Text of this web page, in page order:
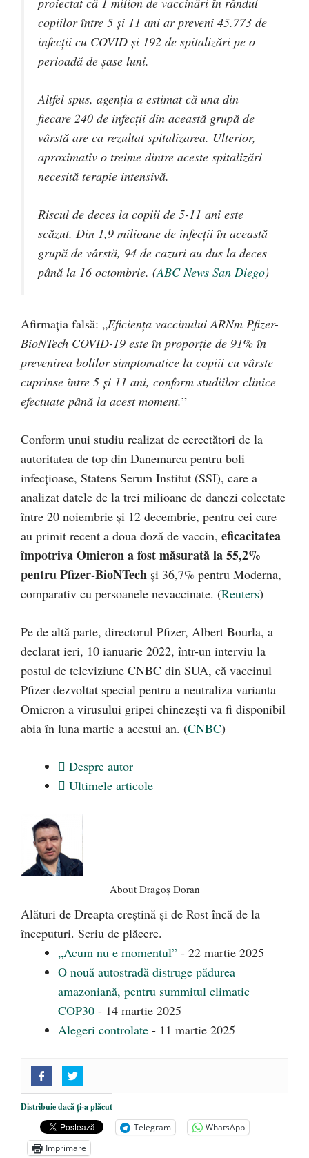
copiilor între 5 și 11 ani ar preveni 45.773 de
infecții cu COVID și 192 de spitalizări pe o
perioadă de șase luni.
Altfel spus, agenția a estimat că una din
fiecare 240 de infecții din această grupă de
vârstă are ca rezultat spitalizarea. Ulterior,
aproximativ o treime dintre aceste spitalizări
necesită terapie intensivă.
Riscul de deces la copiii de 5-11 ani este
scăzut. Din 1,9 milioane de infecții în această
grupă de vârstă, 94 de cazuri au dus la deces
până la 16 octombrie. (ABC News San Diego)
Afirmația falsă: „Eficiența vaccinului ARNm Pfizer-
BioNTech COVID-19 este în proporție de 91% în
prevenirea bolilor simptomatice la copiii cu vârste
cuprinse între 5 și 11 ani, conform studiilor clinice
efectuate până la acest moment.”
Conform unui studiu realizat de cercetători de la
autoritatea de top din Danemarca pentru boli
infecțioase, Statens Serum Institut (SSI), care a
analizat datele de la trei milioane de danezi colectate
între 20 noiembrie și 12 decembrie, pentru cei care
au primit recent a doua doză de vaccin, eficacitatea
împotriva Omicron a fost măsurată la 55,2%
pentru Pfizer-BioNTech și 36,7% pentru Moderna,
comparativ cu persoanele nevaccinate. (Reuters)
Pe de altă parte, directorul Pfizer, Albert Bourla, a
declarat ieri, 10 ianuarie 2022, într-un interviu la
postul de televiziune CNBC din SUA, că vaccinul
Pfizer dezvoltat special pentru a neutraliza varianta
Omicron a virusului gripei chinezești va fi disponibil
abia în luna martie a acestui an. (CNBC)
Despre autor
Ultimele articole
About Dragoș Doran
Alături de Dreapta creștină și de Rost încă de la
începuturi. Scriu de plăcere.
„Acum nu e momentul” - 22 martie 2025
O nouă autostradă distruge pădurea
amazoniană, pentru summitul climatic
COP30 - 14 martie 2025
Alegeri controlate - 11 martie 2025
Distribuie dacă ți-a plăcut
Telegram
WhatsApp
Imprimare